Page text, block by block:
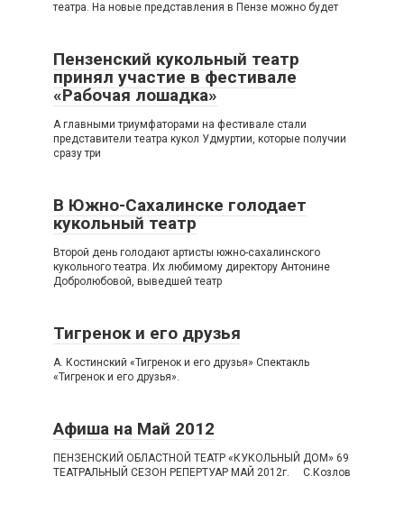
театра. На новые представления в Пензе можно будет
Пензенский кукольный театр
принял участие в фестивале
«Рабочая лошадка»
А главными триумфаторами на фестивале стали
представители театра кукол Удмуртии, которые получии
сразу три
В Южно-Сахалинске голодает
кукольный театр
Второй день голодают артисты южно-сахалинского
кукольного театра. Их любимому директору Антонине
Добролюбовой, выведшей театр
Тигренок и его друзья
А. Костинский «Тигренок и его друзья» Спектакль
«Тигренок и его друзья».
Афиша на Май 2012
ПЕНЗЕНСКИЙ ОБЛАСТНОЙ ТЕАТР «КУКОЛЬНЫЙ ДОМ» 69
ТЕАТРАЛЬНЫЙ СЕЗОН РЕПЕРТУАР МАЙ 2012г. С.Козлов